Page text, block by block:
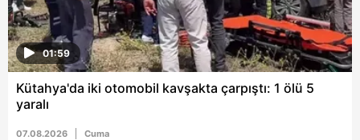
01:59
Kütahya'da iki otomobil kavşakta çarpıştı: 1 ölü 5
yaralı
07.08.2026 Cuma